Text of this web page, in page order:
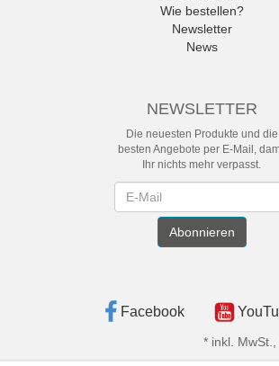
Wie bestellen?
Newsletter
News
NEWSLETTER
Die neuesten Produkte und die
besten Angebote per E-Mail,
Ihr nichts mehr verpasst.
Abonnieren
Facebook
* inkl. MwSt.,